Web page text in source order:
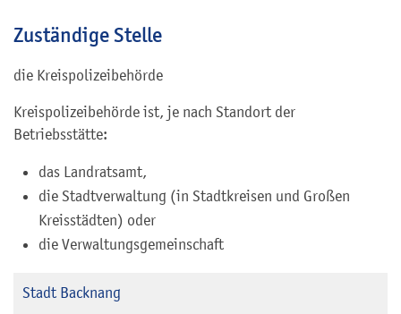
Zuständige Stelle
die Kreispolizeibehörde
Kreispolizeibehörde ist, je nach Standort der
Betriebsstätte:
das Landratsamt,
die Stadtverwaltung (in Stadtkreisen und Großen
Kreisstädten) oder
die Verwaltungsgemeinschaft
Stadt Backnang